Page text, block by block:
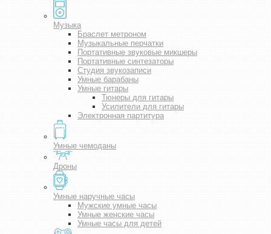
Музыка
Браслет метроном
Музыкальные перчатки
Портативные звуковые микшеры
Портативные синтезаторы
Студия звукозаписи
Умные барабаны
Умные гитары
Тюнеры для гитары
Усилители для гитары
Электронная партитура
Умные чемоданы
Дроны
Умные наручные часы
Мужские умные часы
Умные женские часы
Умные часы для детей